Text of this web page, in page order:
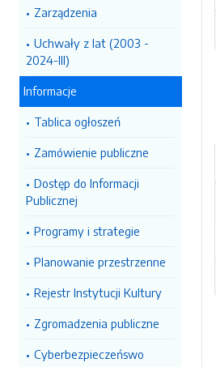
Zarządzenia
Uchwały z lat (2003 -
2024-III)
Informacje
Tablica ogłoszeń
Zamówienie publiczne
Dostęp do Informacji
Publicznej
Programy i strategie
Planowanie przestrzenne
Rejestr Instytucji Kultury
Zgromadzenia publiczne
Cyberbezpieczeńswo